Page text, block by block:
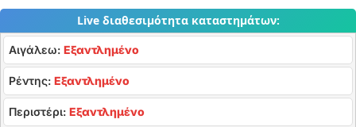
Live διαθεσιμότητα καταστημάτων:
Αιγάλεω: Εξαντλημένο
Ρέντης: Εξαντλημένο
Περιστέρι: Εξαντλημένο